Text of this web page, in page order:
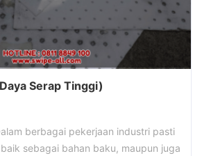
Serap Tinggi)
berbagai pekerjaan industri pasti
sebagai bahan baku, maupun juga